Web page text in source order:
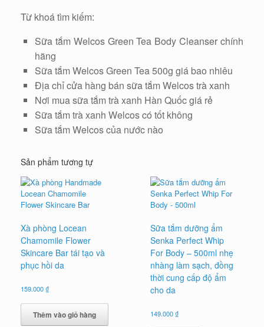
Từ khoá tìm kiếm:
Sữa tắm Welcos Green Tea Body Cleanser chính
hãng
Sữa tắm Welcos Green Tea 500g giá bao nhiêu
Địa chỉ cửa hàng bán sữa tắm Welcos trà xanh
Nơi mua sữa tắm trà xanh Hàn Quốc giá rẻ
Sữa tắm trà xanh Welcos có tốt không
Sữa tắm Welcos của nước nào
Sản phẩm tương tự
Xà phòng Locean
Chamomile Flower
Skincare Bar tái tạo và
phục hồi da
159.000₫
Thêm vào giỏ hàng
Sữa tắm dưỡng ẩm
Senka Perfect Whip
For Body – 500ml nhẹ
nhàng làm sạch, đồng
thời cung cấp độ ẩm
cho da
149.000₫